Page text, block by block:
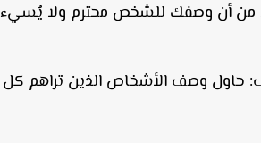
أن وصفك للشخص محترم ولا يُسيء
وصف الأشخاص الذين تراهم كل